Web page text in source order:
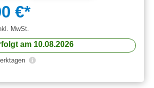
€*
MwSt.
am 10.08.2026